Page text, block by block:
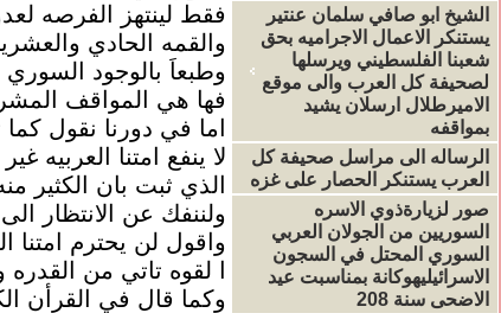
الشيخ ابو صافي سلمان عنتير
يستنكر الاعمال الاجراميه بحق
شعبنا الفلسطيني ويرسلها
لصحيفة كل العرب والى موقع
الاميرطلال ارسلان يشيد
بمواقفه
الرساله الى مراسل صحيفة كل
العرب يستنكر الحصار على غزه
صور لزيارةذوي الاسره
السوريين من الجولان العربي
السوري المحتل في السجون
الاسرائيليهوكانة بمناسبت عيد
الاضحى سنة 208
فقط لينتهز الفرصه
والقمه الحادي
وطبعاَ بالوجود السوري
فها هي المواقف
اما في دورنا نقول كما
لا ينفع امتنا
الذي ثبت بان الكثير
ولننفك عن الانتظار
واقول لن يحترم امتنا
ا لقوه تاتي من القدره
وكما قال في القرأن